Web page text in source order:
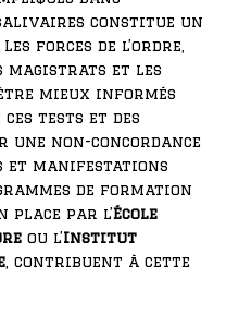
constitue un
forces de l’ordre,
magistrats et les
mieux informés
tests et des
non-concordance
et manifestations
de formation
place par l’École
ou l’Institut
, contribuent à cette